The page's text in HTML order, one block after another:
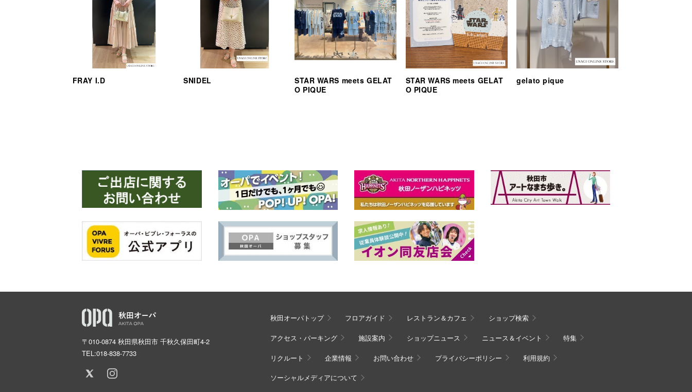
FRAY I.D SNIDEL
STAR WARS meets GELAT
O PIQUE
STAR WARS meets GELAT
O PIQUE
gelato pique
〒010-0874 秋田県秋田市 千秋久保田町4-2
TEL:018-838-7733
秋田オーパトップ フロアガイド レストラン＆カフェ ショップ検索
アクセス・パーキング 施設案内 ショップニュース ニュース＆イベント 特集
リクルート 企業情報 お問い合わせ プライバシーポリシー 利用規約
ソーシャルメディアについて